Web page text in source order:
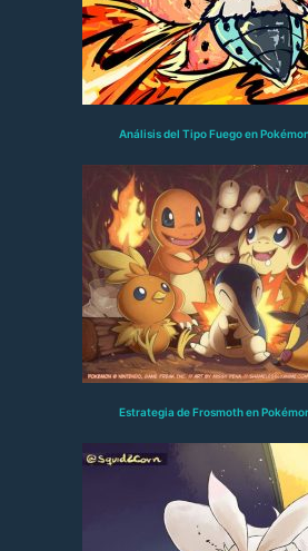
Análisis del Tipo Fuego en
Estrategia de Frosmoth en